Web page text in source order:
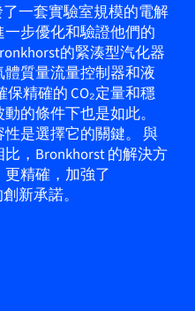
了一套實驗室規模的電解
步優化和驗證他們的
的緊湊型汽化器
質量流量控制器和液
精確的 CO₂定量和穩
的條件下也是如此。
是選擇它的關鍵。 與
，Bronkhorst 的解決方
精確，加強了
新承諾。